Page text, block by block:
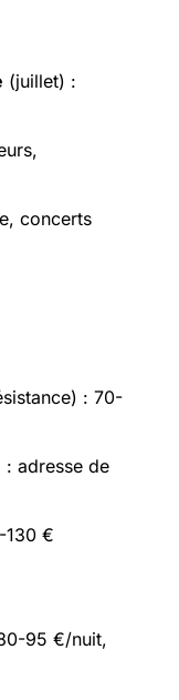
(juillet) :
concerts
: 70-
: adresse de
130 €
95 €/nuit,